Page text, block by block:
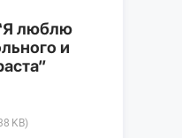
люблю
и
KB)